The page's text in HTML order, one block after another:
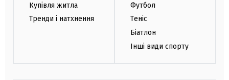
Купівля житла
Тренди і натхнення
Футбол
Теніс
Біатлон
Інші види спорту